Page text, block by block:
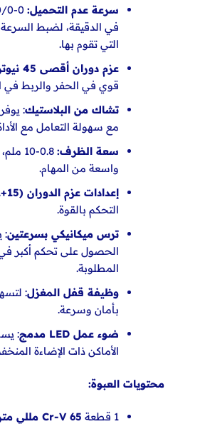
سرعة عدم التحميل:
في الدقيقة، لضبط السرعة
التي تقوم بها.
عزم دوران أقصى 45 نيوتن متر
قوي في الحفر والربط في
تشاك من البلاستيك:
مع سهولةالتعامل مع
سعة الظرف:
0.8-
واسعة من المهام.
إعدادات عزم الدوران (15+1)
التحكم بالقوة.
ترس ميكانيكي بسرعتين:
الحصول على تحكم أكبر
المطلوبة.
وظيفة قفل المغزل:
بأمان وسرعة.
ضوء عمل LED مدمج
:
الأماكن ذاتالإضاءة
محتويات العبوة:
1 قطعة
Cr-V 65 مللي متر